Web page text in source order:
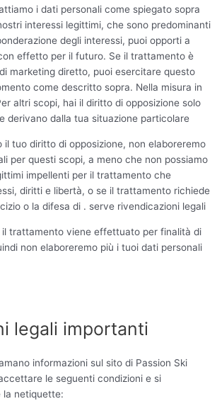
i dati personali come spiegato sopra
interessi legittimi, che sono predominanti
degli interessi, puoi opporti a
effetto per il futuro. Se il trattamento è
marketing diretto, puoi esercitare questo
come descritto sopra. Nella misura in
altri scopi, hai il diritto di opposizione solo
derivano dalla tua situazione particolare
il tuo diritto di opposizione, non elaboreremo
per questi scopi, a meno che non possiamo
impellenti per il trattamento che
diritti e libertà, o se il trattamento richiede
o la difesa di . serve rivendicazioni legali
il trattamento viene effettuato per finalità di
non elaboreremo più i tuoi dati personali
legali importanti
informazioni sul sito di Passion Ski
le seguenti condizioni e si
la netiquette: